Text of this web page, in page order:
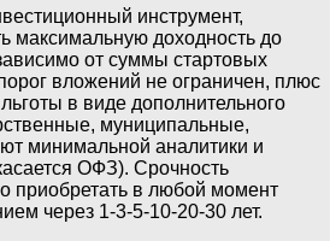
инструмент,
максимальную доходность до
от суммы стартовых
вложений не ограничен, плюс
в виде дополнительного
муниципальные,
минимальной аналитики и
ОФЗ). Срочность
приобретать в любой момент
через 1-3-5-10-20-30 лет.